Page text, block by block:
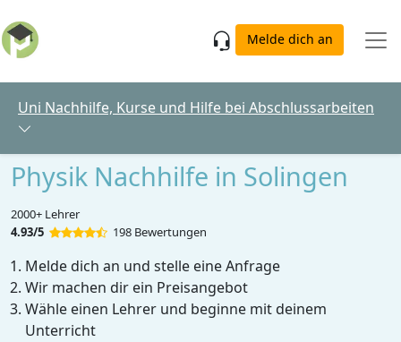
Melde dich an
Uni Nachhilfe, Kurse und Hilfe bei Abschlussarbeiten
Physik Nachhilfe in Solingen
2000+ Lehrer
4.93/5
198 Bewertungen
Melde dich an und stelle eine Anfrage
Wir machen dir ein Preisangebot
Wähle einen Lehrer und beginne mit deinem
Unterricht